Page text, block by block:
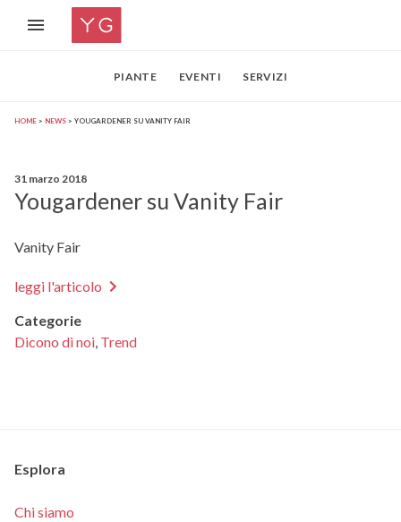
PIANTE EVENTI SERVIZI
HOME NEWS YOUGARDENER SU VANITY FAIR
31 marzo 2018
Yougardener su Vanity Fair
Vanity Fair
leggi l'articolo
Categorie
Dicono di noi Trend
Esplora
Chi siamo